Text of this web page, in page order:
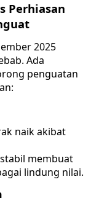
Perhiasan
2025
Ada
penguatan
naik akibat
membuat
lindung nilai.